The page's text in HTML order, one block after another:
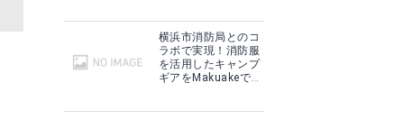
横浜市消防局とのコ
ラボで実現！消防服
を活用したキャンプ
ギアをMakuakeで予